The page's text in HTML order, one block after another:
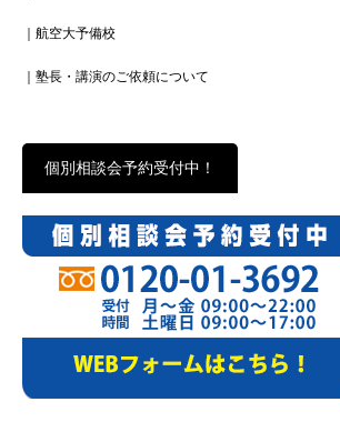
｜航空大予備校
｜塾長・講演のご依頼について
個別相談会予約受付中！